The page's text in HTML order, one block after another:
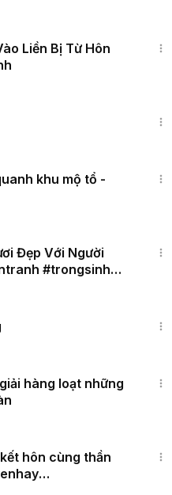
Liền Bị Từ Hôn
khu mộ tổ -
Đẹp Với Người
hàng loạt những
hôn cùng thần